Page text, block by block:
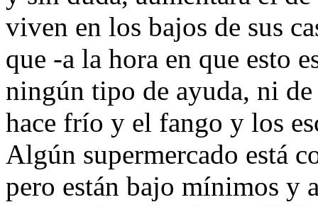
viven en los bajos de sus
que -a la hora en que esto
ningún tipo de ayuda, ni
hace frío y el fango y los
Algún supermercado está
pero están bajo mínimos y